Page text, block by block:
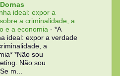
ideal: expor a
a criminalidade, a
e a economia - *A
ideal: expor a verdade
a
*Não sou
Não sou
m...